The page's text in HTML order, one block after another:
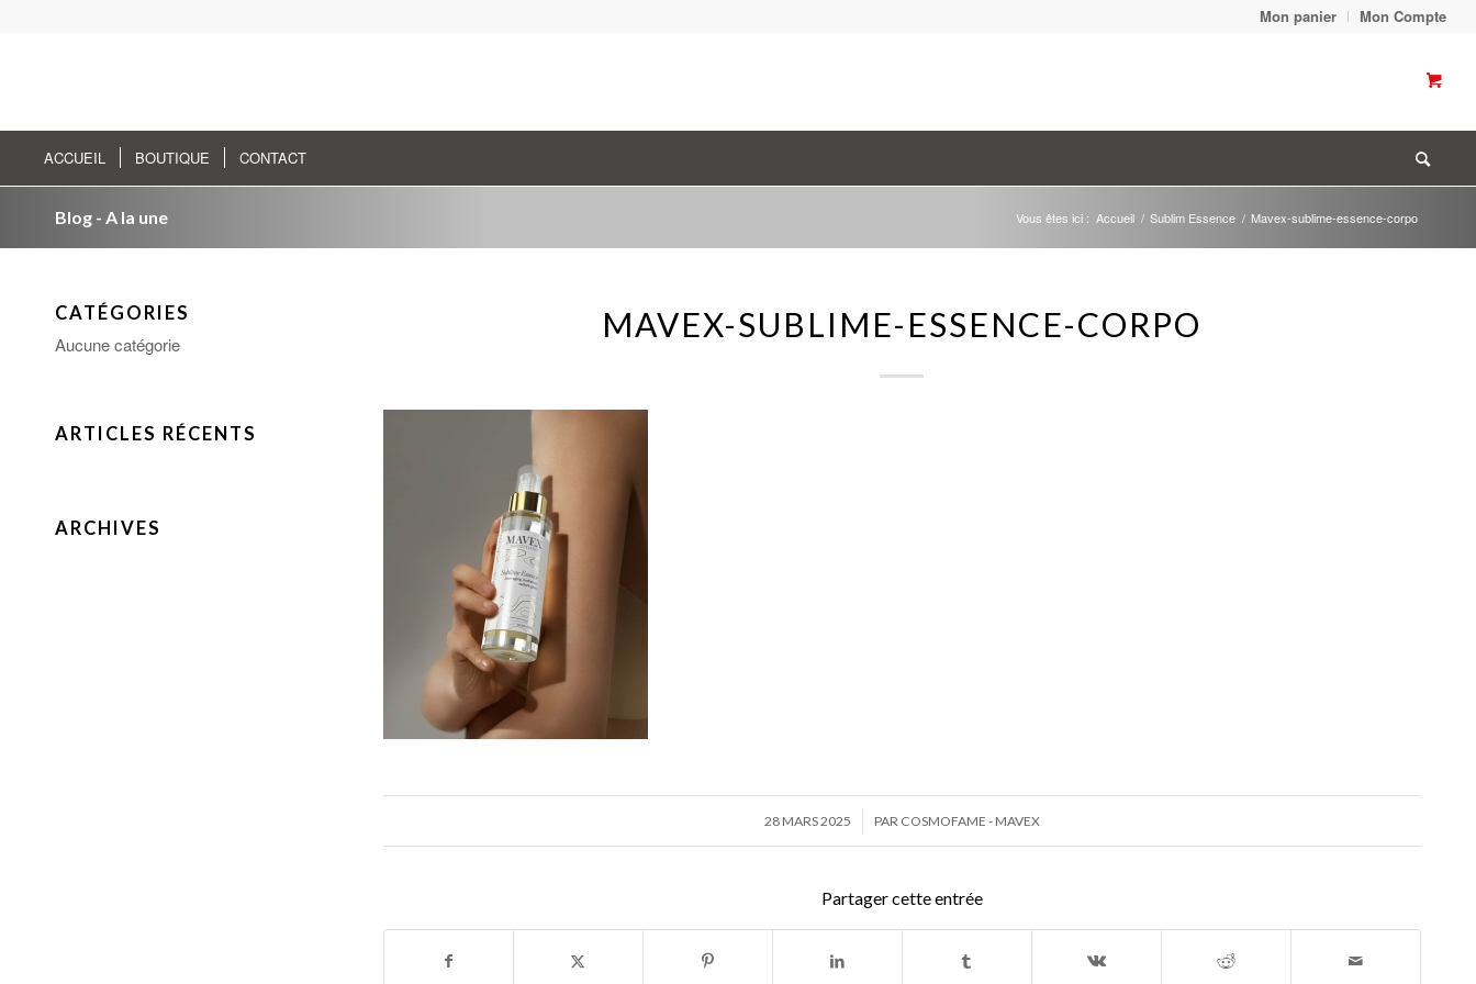
Mon panier Mon Compte
ACCUEIL BOUTIQUE CONTACT
Blog - A la une Vous êtes ici : Accueil / Sublim Essence / Mavex-sublime-essence-corpo
MAVEX-SUBLIME-ESSENCE-CORPO
28 MARS 2025
/ PAR COSMOFAME - MAVEX
Partager cette entrée
CATÉGORIES
Aucune catégorie
ARTICLES RÉCENTS
ARCHIVES